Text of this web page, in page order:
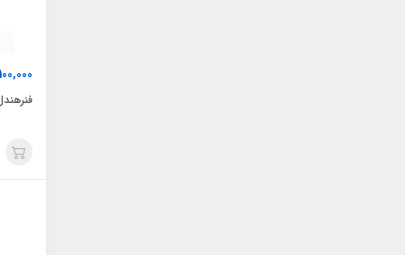
100,000
فنرهندل